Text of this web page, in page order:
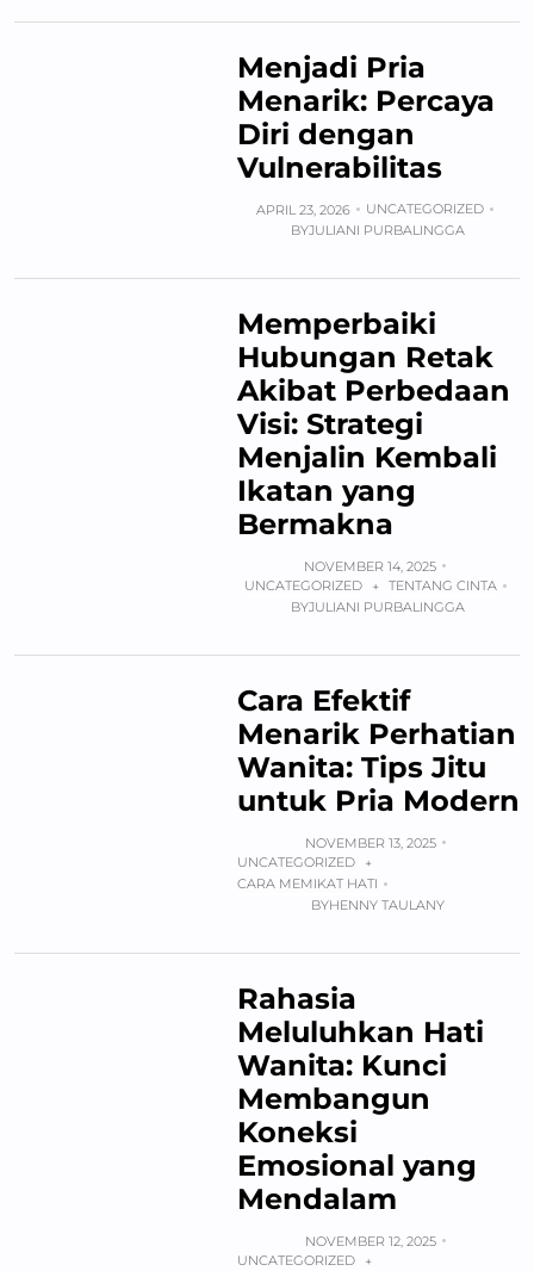
Menjadi Pria
Menarik: Percaya
Diri dengan
Vulnerabilitas
APRIL 23, 2026
UNCATEGORIZED
BYJULIANI PURBALINGGA
Memperbaiki
Hubungan Retak
Akibat Perbedaan
Visi: Strategi
Menjalin Kembali
Ikatan yang
Bermakna
NOVEMBER 14, 2025
UNCATEGORIZED
+ TENTANG CINTA
BYJULIANI PURBALINGGA
Cara Efektif
Menarik Perhatian
Wanita: Tips Jitu
untuk Pria Modern
NOVEMBER 13, 2025
UNCATEGORIZED
+
CARA MEMIKAT HATI
BYHENNY TAULANY
Rahasia
Meluluhkan Hati
Wanita: Kunci
Membangun
Koneksi
Emosional yang
Mendalam
NOVEMBER 12, 2025
UNCATEGORIZED
+